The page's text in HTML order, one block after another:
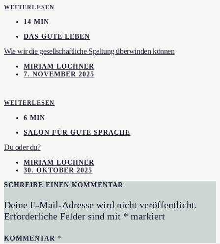
WEITERLESEN
14 MIN
DAS GUTE LEBEN
Wie wir die gesellschaftliche Spaltung überwinden können
MIRIAM LOCHNER
7. NOVEMBER 2025
WEITERLESEN
6 MIN
SALON FÜR GUTE SPRACHE
Du oder du?
MIRIAM LOCHNER
30. OKTOBER 2025
SCHREIBE EINEN KOMMENTAR
Deine E-Mail-Adresse wird nicht veröffentlicht.
Erforderliche Felder sind mit * markiert
KOMMENTAR*